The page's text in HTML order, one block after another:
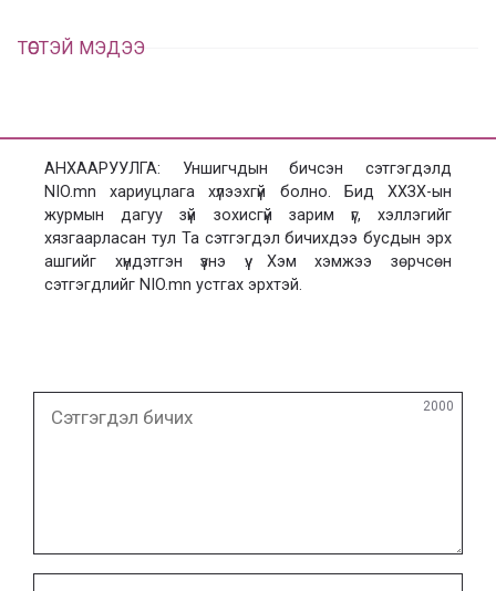
ТӨСТЭЙ МЭДЭЭ
АНХААРУУЛГА: Уншигчдын бичсэн сэтгэгдэлд
NIO.mn хариуцлага хүлээхгүй болно. Бид ХХЗХ-ын
журмын дагуу зүй зохисгүй зарим үг, хэллэгийг
хязгаарласан тул Та сэтгэгдэл бичихдээ бусдын эрх
ашгийг хүндэтгэн үзнэ үү. Хэм хэмжээ зөрчсөн
сэтгэгдлийг NIO.mn устгах эрхтэй.
бичих
2000